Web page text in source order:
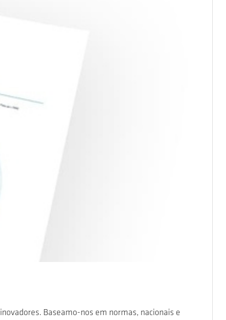
Baseamo-nos em normas, nacionais e